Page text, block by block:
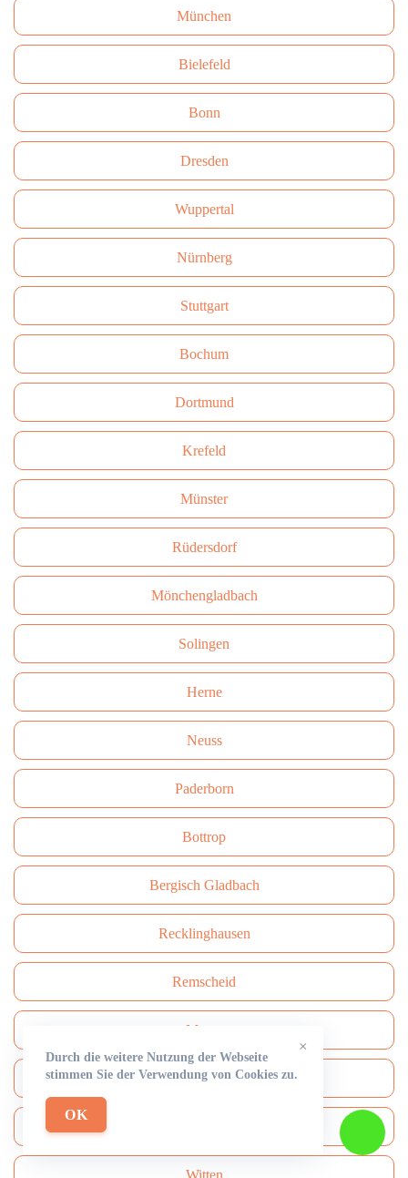
München
Bielefeld
Bonn
Dresden
Wuppertal
Nürnberg
Stuttgart
Bochum
Dortmund
Krefeld
Münster
Rüdersdorf
Mönchengladbach
Solingen
Herne
Neuss
Paderborn
Bottrop
Bergisch Gladbach
Recklinghausen
Remscheid
Moers
Siegen
Witten
×
Durch die weitere Nutzung der Webseite
stimmen Sie der Verwendung von Cookies zu.
OK